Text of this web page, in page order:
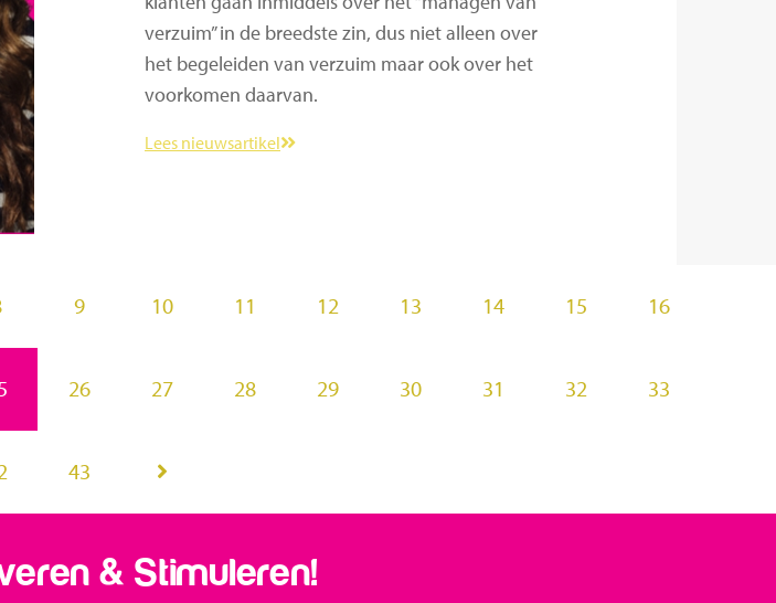
verzuim” in de breedste zin, dus niet alleen over
het begeleiden van verzuim maar ook over het
voorkomen daarvan.
Lees nieuwsartikel
9 10 11 12 13 14 15 16
26 27 28 29 30 31 32 33
43
& Stimuleren!